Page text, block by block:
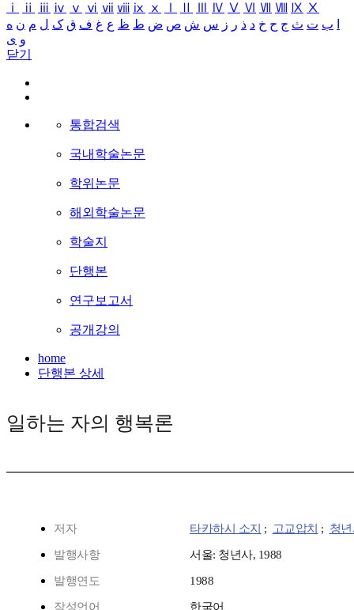
ⅰ
ⅱ ⅲ ⅳ ⅴ ⅵ ⅶ ⅷ ⅸ ⅹ Ⅳ Ⅴ Ⅵ Ⅶ Ⅷ Ⅸ Ⅹ
ب ت ث ج ح خ د ذ ر ز س ش ص ض ط ظ ع غ ف ق ک ل م ن ه
و ی
닫기
통합검색
국내학술논문
학위논문
해외학술논문
학술지
단행본
연구보고서
공개강의
home
단행본 상세
일하는 자의 행복론
저자 타카하시 소지 ; 고교압치 ; 청
발행사항 서울: 청년사, 1988
발행연도 1988
작성언어 한국어